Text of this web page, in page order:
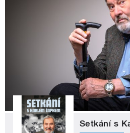
Setkání s